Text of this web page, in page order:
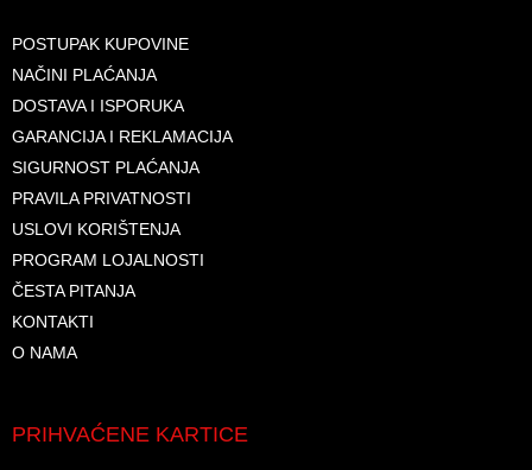
POSTUPAK KUPOVINE
NAČINI PLAĆANJA
DOSTAVA I ISPORUKA
GARANCIJA I REKLAMACIJA
SIGURNOST PLAĆANJA
PRAVILA PRIVATNOSTI
USLOVI KORIŠTENJA
PROGRAM LOJALNOSTI
ČESTA PITANJA
KONTAKTI
O NAMA
PRIHVAĆENE KARTICE